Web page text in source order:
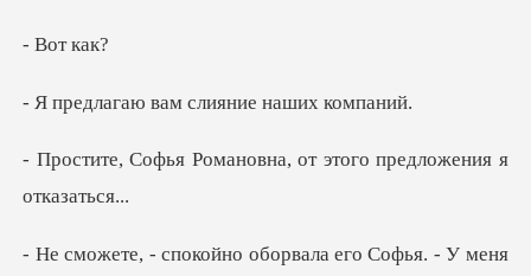
от
вам слияние
ановна, от этого пред